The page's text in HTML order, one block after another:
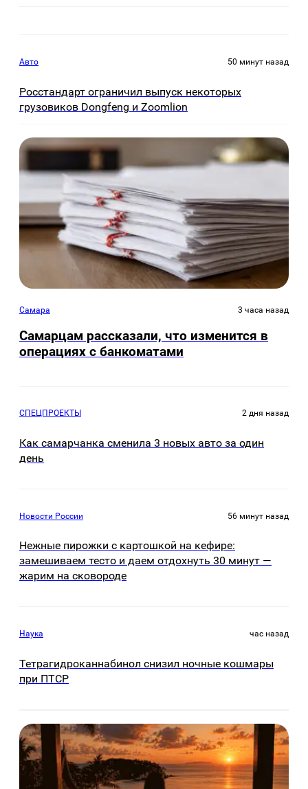
Авто 50 минут назад
Росстандарт ограничил выпуск некоторых
грузовиков Dongfeng и Zoomlion
Самара 3 часа назад
Самарцам рассказали, что изменится в
операциях с банкоматами
СПЕЦПРОЕКТЫ 2 дня назад
Как самарчанка сменила 3 новых авто за один
день
Новости России 56 минут назад
Нежные пирожки с картошкой на кефире:
замешиваем тесто и даем отдохнуть 30 минут —
жарим на сковороде
Наука час назад
Тетрагидроканнабинол снизил ночные кошмары
при ПТСР